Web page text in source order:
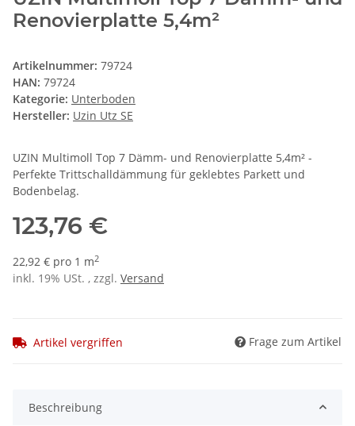
Renovierplatte 5,4m²
Artikelnummer: 79724
HAN: 79724
Kategorie: Unterboden
Hersteller: Uzin Utz SE
UZIN Multimoll Top 7 Dämm- und Renovierplatte 5,4m² -
Perfekte Trittschalldämmung für geklebtes Parkett und
Bodenbelag.
123,76 €
22,92 € pro 1 m2
inkl. 19% USt. , zzgl. Versand
Artikel vergriffen Frage zum Artikel
Beschreibung